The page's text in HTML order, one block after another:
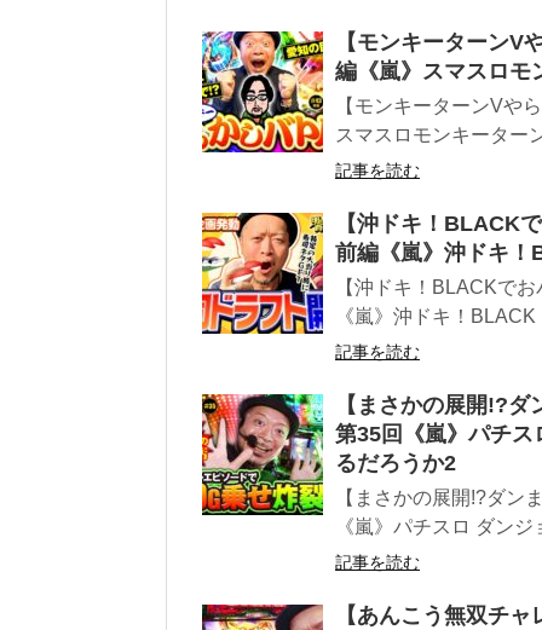
【モンキーターンV
編《嵐》スマスロモ
【モンキーターンVや
スマスロモンキーター
記事を読む
【沖ドキ！BLACK
前編《嵐》沖ドキ！
【沖ドキ！BLACKで
《嵐》沖ドキ！BLACK
記事を読む
【まさかの展開!?
第35回《嵐》パチ
るだろうか2
【まさかの展開!?ダン
《嵐》パチスロ ダン
記事を読む
【あんこう無双チ